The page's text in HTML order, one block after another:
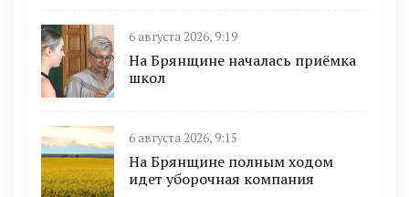
6 августа 2026, 9:19
На Брянщине началась приёмка
школ
6 августа 2026, 9:15
На Брянщине полным ходом
идет уборочная компания